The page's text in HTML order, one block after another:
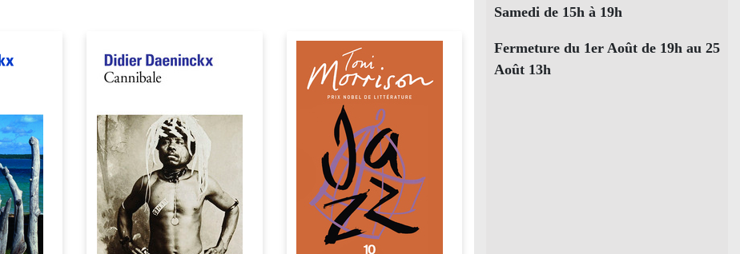
Samedi de 15h à 19h
Fermeture du 1er Août de 19h au 25
Août 13h